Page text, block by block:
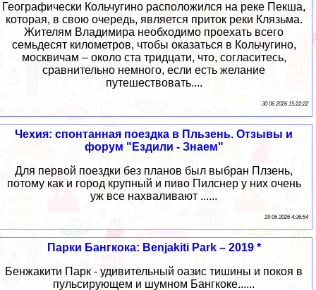
Географически Кольчугино расположился на реке Пекша,
которая, в свою очередь, является приток реки Клязьма.
Жителям Владимира необходимо проехать всего
семьдесят километров, чтобы оказаться в Кольчугино,
москвичам – около ста тридцати, что, согласитесь,
сравнительно немного, если есть желание
путешествовать....
30 06 2026 15:22:22
Чехия: спонтанная поездка в Пльзень. Отзывы и
форум "Ездили - Знаем"
Для первой поездки без планов был выбран Плзень,
потому как и город крупный и пиво Пилснер у них очень
уж все нахваливают ......
29 06 2026 4:36:54
Парки Бангкока: Benjakiti Park – 2019 *
Бенжакити Парк - удивительный оазис тишины и покоя в
пульсирующем и шумном Бангкоке......